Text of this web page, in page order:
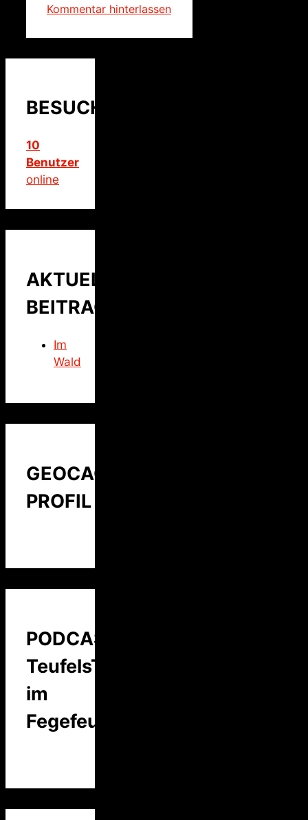
Kommentar hinterlassen
BESUCHER
10
Benutzer
online
AKTUELLER
BEITRAG
Im
Wald
GEOCACHING
PROFIL
PODCAST:
TeufelsTalk
im
Fegefeuer